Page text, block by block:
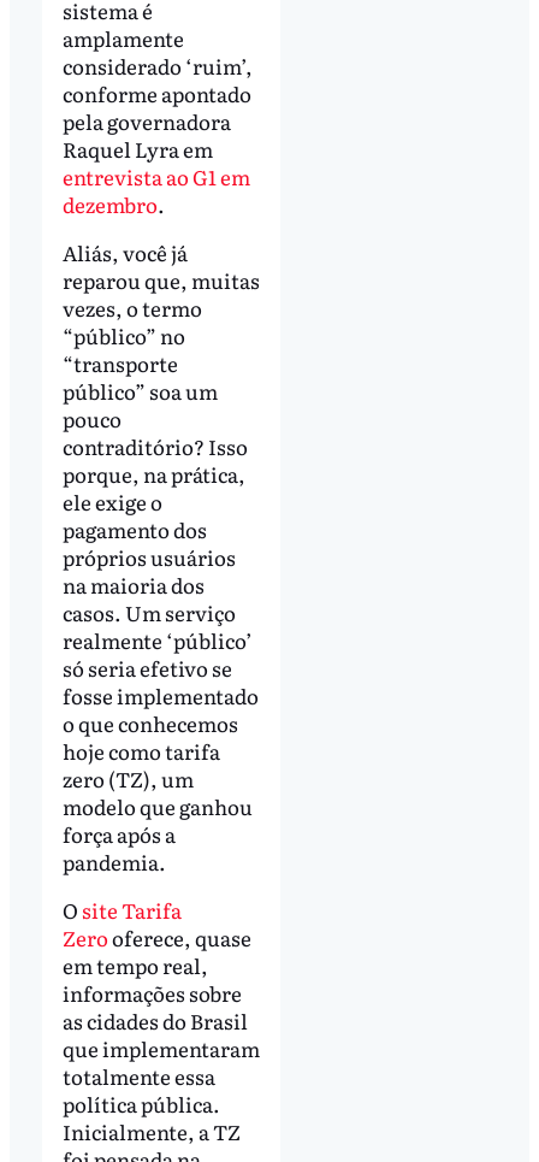
sistema é
amplamente
considerado ‘ruim’,
conforme apontado
pela governadora
Raquel Lyra em
entrevista ao G1 em
dezembro.
Aliás, você já
reparou que, muitas
vezes, o termo
“público” no
“transporte
público” soa um
pouco
contraditório? Isso
porque, na prática,
ele exige o
pagamento dos
próprios usuários
na maioria dos
casos. Um serviço
realmente ‘público’
só seria efetivo se
fosse implementado
o que conhecemos
hoje como tarifa
zero (TZ), um
modelo que ganhou
força após a
pandemia.
O site Tarifa
Zerooferece, quase
em tempo real,
informações sobre
as cidades do Brasil
que implementaram
totalmente essa
política pública.
Inicialmente, a TZ